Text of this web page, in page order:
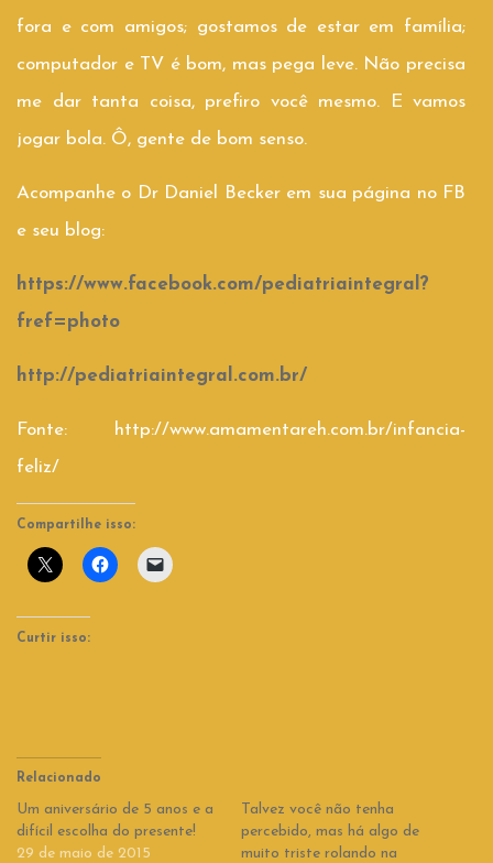
fora e com amigos; gostamos de estar em família;
computador e TV é bom, mas pega leve. Não precisa
me dar tanta coisa, prefiro você mesmo. E vamos
jogar bola. Ô, gente de bom senso.
Acompanhe o Dr Daniel Becker em sua página no FB
e seu blog:
https://www.facebook.com/pediatriaintegral?
fref=photo
http://pediatriaintegral.com.br/
Fonte: http://www.amamentareh.com.br/infancia-
feliz/
Compartilhe isso:
Curtir isso:
Relacionado
Um aniversário de 5 anos e a
difícil escolha do presente!
29 de maio de 2015
Talvez você não tenha
percebido, mas há algo de
muito triste rolando na